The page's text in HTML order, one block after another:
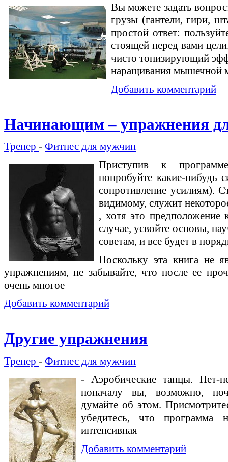
Вы можете задать
грузы (гантели, гири,
простой ответ:
стоящей перед вами
чисто тонизирующий
наращивания мышечной
Добавить комментарий
Начинающим – упражнения
Тренер - Фитнес для мужчин
Приступив к
попробуйте какие-нибудь
сопротивление усилиям).
видимому, служит
, хотя это предположение
случае, усвойте основы,
советам, и все будет в
Поскольку эта книга не
упражнениям, не забывайте, что после ее
очень многое
Добавить комментарий
Другие упражнения
Тренер - Фитнес для мужчин
- Аэробические танцы. Нет-
поначалу вы, возможно,
думайте об этом.
убедитесь, что программа
интенсивная
Добавить комментарий